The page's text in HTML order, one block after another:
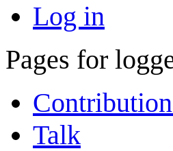
Log in
Pages for
Talk